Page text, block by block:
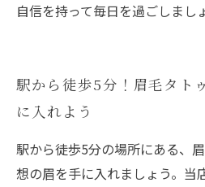
自信を持って毎日を過ごしまし
駅から徒歩5分！眉毛タト
に入れよう
駅から徒歩5分の場所にある、
想の眉を手に入れましょう。当